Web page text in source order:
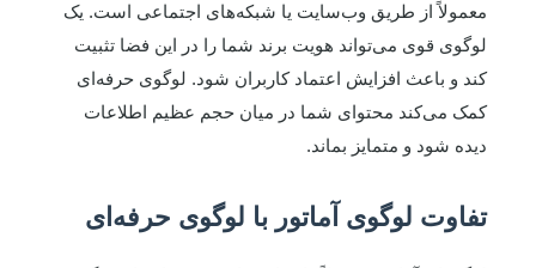
معمولاً از طریق وب‌سایت یا شبکه‌های اجتماعی است. یک
لوگوی قوی می‌تواند هویت برند شما را در این فضا تثبیت
کند و باعث افزایش اعتماد کاربران شود. لوگوی حرفه‌ای
کمک می‌کند محتوای شما در میان حجم عظیم اطلاعات
دیده شود و متمایز بماند.
تفاوت لوگوی آماتور با لوگوی حرفه‌ای